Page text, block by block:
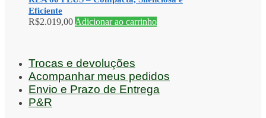
Eficiente
R$2.019,00 Adicionar ao carrinho
Trocas e devoluções
Acompanhar meus pedidos
Envio e Prazo de Entrega
P&R